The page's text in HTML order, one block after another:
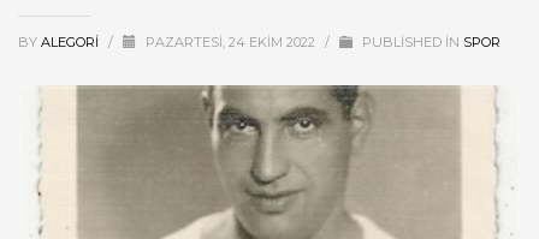
BY ALEGORI / PAZARTESI, 24 EKIM 2022 / PUBLISHED IN SPOR